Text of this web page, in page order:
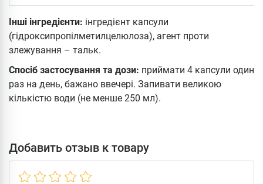
Інші інгредієнти: інгредієнт капсули
(гідроксипропілметилцелюлоза), агент проти
злежування – тальк.
Спосіб застосування та дози: приймати 4 капсули один
раз на день, бажано ввечері. Запивати великою
кількістю води (не менше 250 мл).
Добавить отзыв к товару